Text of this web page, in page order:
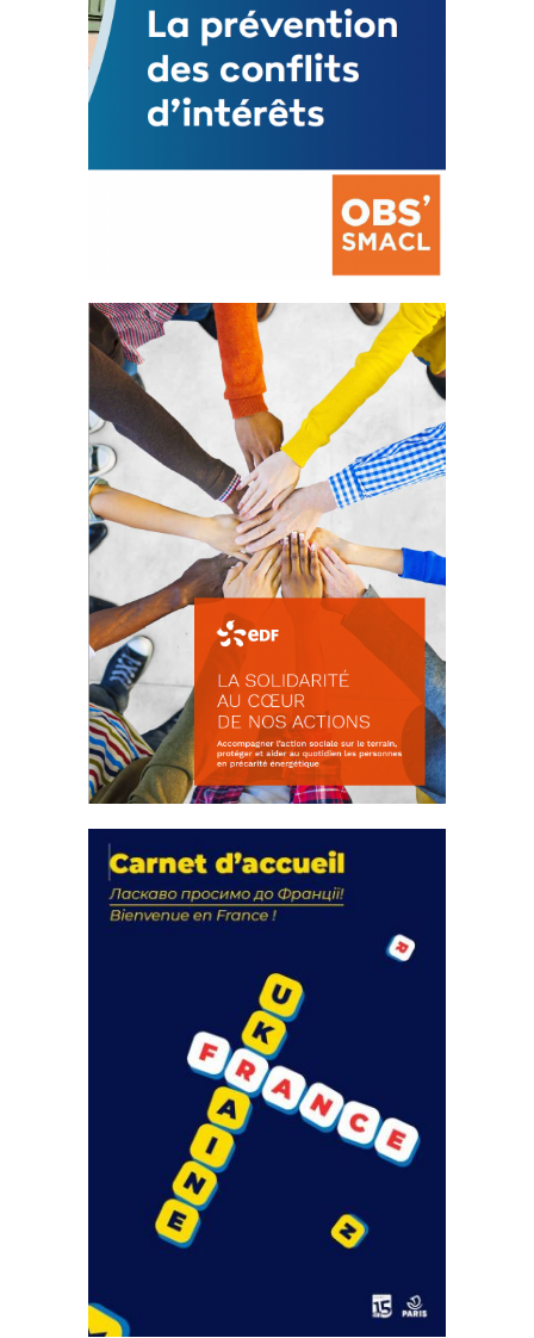
La prévention des conflits
d’intérêts
18 septembre 2023
FEUILLETER
actions
18 septembre 2023
FEUILLETER